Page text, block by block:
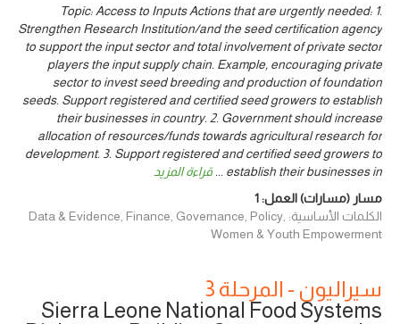
Topic: Access to Inputs Actions that are urgently needed: 1.
Strengthen Research Institution/and the seed certification agency
to support the input sector and total involvement of private sector
players the input supply chain. Example, encouraging private
sector to invest seed breeding and production of foundation
seeds. Support registered and certified seed growers to establish
their businesses in country. 2. Government should increase
allocation of resources/funds towards agricultural research for
development. 3. Support registered and certified seed growers to
establish their businesses in
... قراءة المزيد
مسار (مسارات) العمل:1
الكلمات الأساسية: Data & Evidence, Finance, Governance, Policy,
Women & Youth Empowerment
سيراليون - المرحلة 3
Sierra Leone National Food Systems